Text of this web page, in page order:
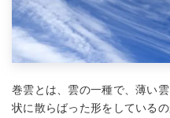
巻雲とは、雲の一種で、薄い
状に散らばった形をしている